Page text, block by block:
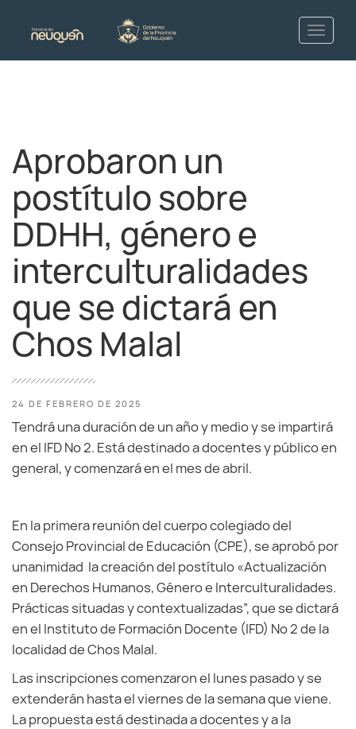
Aprobaron un
postítulo sobre
DDHH, género e
interculturalidades
que se dictará en
Chos Malal
24 DE FEBRERO DE 2025
Tendrá una duración de un año y medio y se impartirá
en el IFD Nº 2. Está destinado a docentes y público en
general, y comenzará en el mes de abril.
En la primera reunión del cuerpo colegiado del
Consejo Provincial de Educación (CPE), se aprobó por
unanimidad la creación del postítulo «Actualización
en Derechos Humanos, Género e Interculturalidades.
Prácticas situadas y contextualizadas”, que se dictará
en el Instituto de Formación Docente (IFD) Nº 2 de la
localidad de Chos Malal.
Las inscripciones comenzaron el lunes pasado y se
extenderán hasta el viernes de la semana que viene.
La propuesta está destinada a docentes y a la